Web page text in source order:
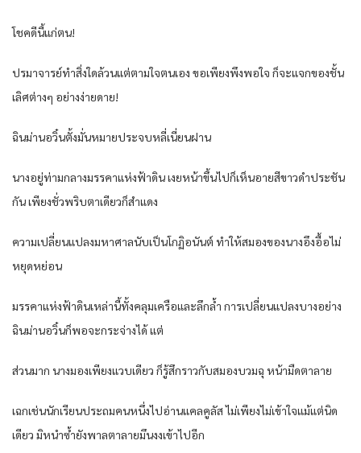
โชคดีนี้แก่ตน!
ปรมาจารย์ทำสิ่งใดล้วนแต่ตามใจตนเอง ขอเพียงพึงพอใจ ก็จะแจกของชั้น
เลิศต่างๆ อย่างง่ายดาย!
ฉินม่านอวิ๋นตั้งมั่นหมายประจบหลี่เนี่ยนฝาน
นางอยู่ท่ามกลางมรรคาแห่งฟ้าดิน เงยหน้าขึ้นไปก็เห็นอายสีขาวดำประชัน
กัน เพียงชั่วพริบตาเดียวก็สำแดง
ความเปลี่ยนแปลงมหาศาลนับเป็นโกฏิอนันต์ ทำให้สมองของนางอึงอื้อไม่
หยุดหย่อน
มรรคาแห่งฟ้าดินเหล่านี้ทั้งคลุมเครือและลึกล้ำ การเปลี่ยนแปลงบางอย่าง
ฉินม่านอวิ๋นก็พอจะกระจ่างได้ แต่
ส่วนมาก นางมองเพียงแวบเดียว ก็รู้สึกราวกับสมองบวมฉุ หน้ามืดตาลาย
เฉกเช่นนักเรียนประถมคนหนึ่งไปอ่านแคลคูลัส ไม่เพียงไม่เข้าใจแม้แต่นิด
เดียว มิหนำซ้ำยังพาลตาลายมึนงงเข้าไปอีก